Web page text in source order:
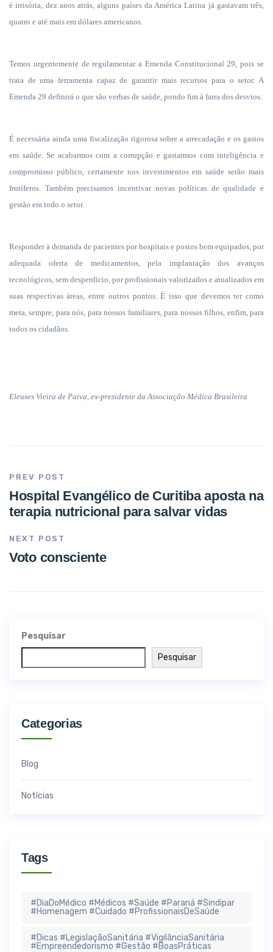
é irrisória, dez anos atrás, alguns países da América Latina já gastavam três,
quatro e até mais em dólares americanos.
Temos urgentemente de regulamentar a Emenda Constitucional 29, pois se
trata de uma ferramenta capaz de garantir mais recursos para o setor. A
Emenda 29 definirá o que são verbas de saúde, pondo fim à farra dos desvios.
É necessária ainda uma fiscalização rigorosa sobre a arrecadação e os gastos
em saúde. Se acabarmos com a corrupção e gastarmos com inteligência e
compromisso público, certamente nos investimentos em saúde serão mais
frutíferos. Também precisamos incentivar novas políticas de qualidade e
gestão em todo o setor.
Responder à demanda de pacientes por hospitais e postos bem equipados, por
adequada oferta de medicamentos, pela implantação dos avanços
tecnológicos, sem desperdício, por profissionais valorizados e atualizados em
suas respectivas áreas, entre outros pontos. É isso que devemos ter como
meta, sempre, para nós, para nossos familiares, para nossos filhos, enfim, para
todos os cidadãos.
Eleuses Vieira de Paiva, ex-presidente da Associação Médica Brasileira
PREV POST
Hospital Evangélico de Curitiba aposta na
terapia nutricional para salvar vidas
NEXT POST
Voto consciente
Pesquisar
Pesquisar
Categorias
Blog
Notícias
Tags
#DiaDoMédico #Médicos #Saúde #Paraná #Sindipar
#Homenagem #Cuidado #ProfissionaisDeSaúde
#Dicas #LegislaçãoSanitária #VigilânciaSanitária
#Empreendedorismo #Gestão #BoasPráticas